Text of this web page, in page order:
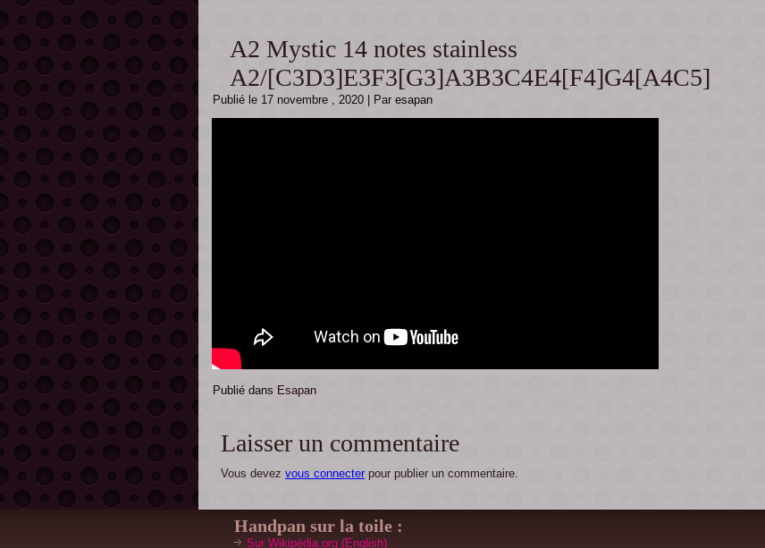
A2 Mystic 14 notes stainless
A2/[C3D3]E3F3[G3]A3B3C4E4[F4]G4[A4C5]
Publié le 17 novembre , 2020 Par esapan
Publié dans Esapan
Laisser un commentaire
Vous devez vous connecterpour publier un commentaire.
Handpan sur la toile :
Sur Wikipédia.org (English)